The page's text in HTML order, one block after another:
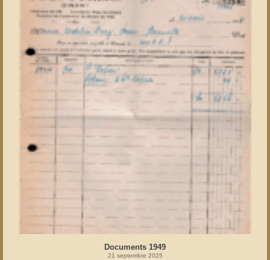
Documents 1949
21 septembre 2025